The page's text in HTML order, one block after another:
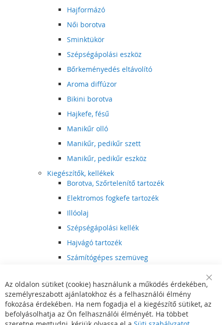
Hajformázó
Női borotva
Sminktükör
Szépségápolási eszköz
Bőrkeményedés eltávolító
Aroma diffúzor
Bikini borotva
Hajkefe, fésű
Manikűr olló
Manikűr, pedikűr szett
Manikűr, pedikűr eszköz
Kiegészítők, kellékek
Borotva, Szőrtelenítő tartozék
Elektromos fogkefe tartozék
Illóolaj
Szépségápolási kellék
Hajvágó tartozék
Számítógépes szemüveg
Hajvágó kiegészítő
Szórakoztató elektronika
Multimédia
DVD, BluRay lejátszó
Bar
Az oldalon sütiket (cookie) használunk a működés érdekében,
személyreszabott ajánlatokhoz és a felhasználói élmény
fokozása érdekében. Ha nem fogadja el a kiegészítő sütiket, az
befolyásolhatja az Ön felhasználói élményét. Ha többet